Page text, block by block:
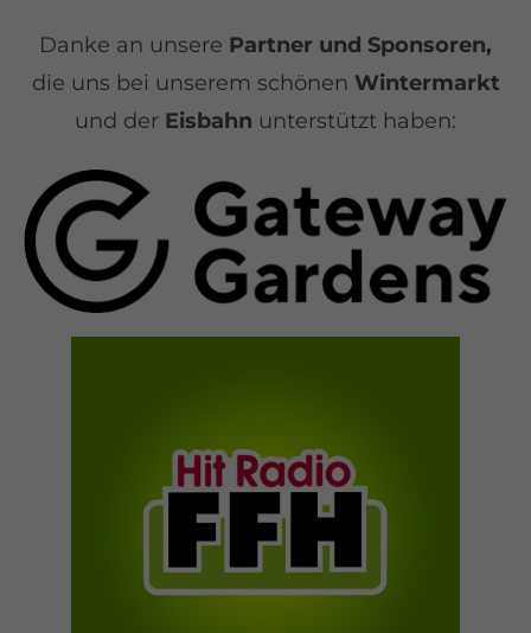
Danke an unsere Partner und Sponsoren,
die uns bei unserem schönen Wintermarkt
und der Eisbahn unterstützt haben: